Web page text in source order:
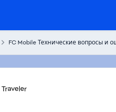
FC Mobile Технические вопросы и
Traveler